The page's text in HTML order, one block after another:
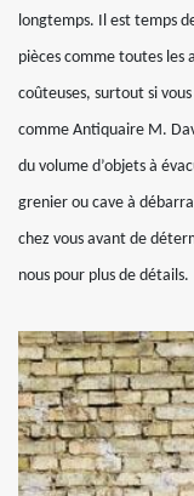
longtemps. Il est temps
pièces comme toutes les
coûteuses, surtout si
comme Antiquaire M.
du volume d’objets à
grenier ou cave à
chez vous avant de
nous pour plus de détails.